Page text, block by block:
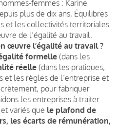
femmes : Karine
plus de dix ans, Équilibres
et les collectivités territoriales
de l’égalité au travail.
œuvre l’égalité au travail ?
formelle (dans les
réelle(dans les pratiques,
et les règles de l’entreprise et
pour fabriquer
les entreprises à traiter
variés que le plafond de
les écarts de rémunération,